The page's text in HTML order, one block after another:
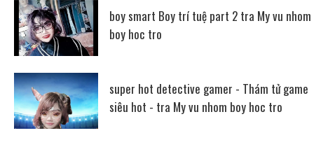
boy smart Boy trí tuệ part 2 tra My vu nhom
boy hoc tro
super hot detective gamer - Thám tử game
siêu hot - tra My vu nhom boy hoc tro